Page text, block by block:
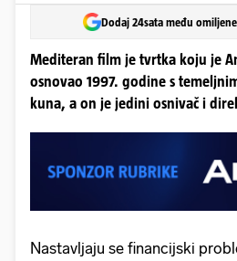
Dodaj 24sata među
Mediteran film je tvrtka koju je
osnovao 1997. godine s
kuna, a on je jedini osnivač i
Nastavljaju se financijski